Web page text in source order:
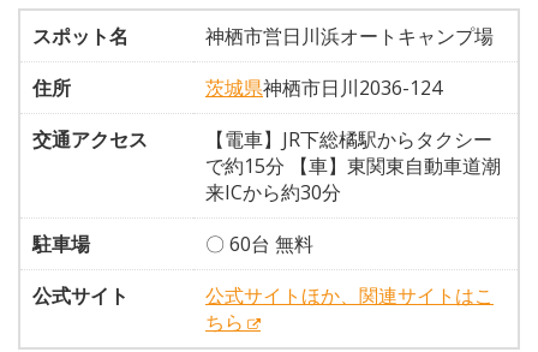
スポット名
神栖市営日川浜オートキャンプ場
住所
茨城県神栖市日川2036-124
交通アクセス
【電車】JR下総橘駅からタクシー
で約15分 【車】東関東自動車道潮
来ICから約30分
駐車場
〇 60台 無料
公式サイト
公式サイトほか、関連サイトはこ
ちら